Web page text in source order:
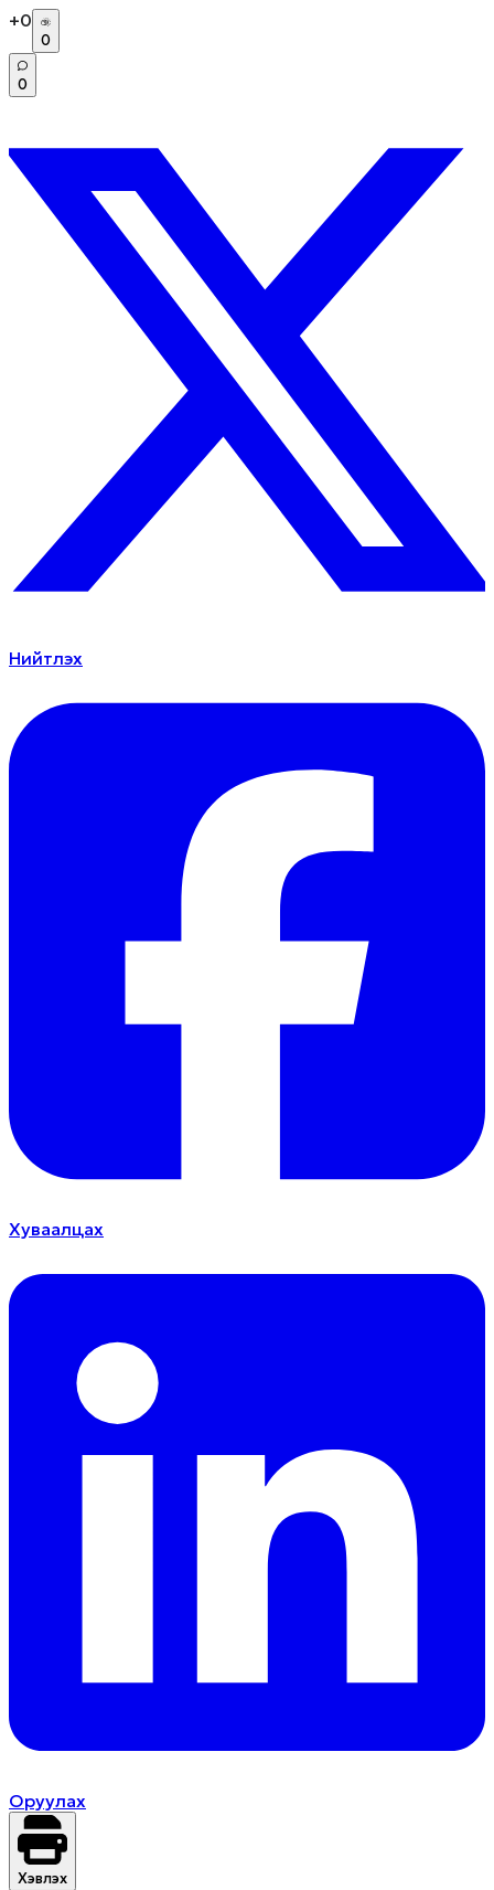
+0
0
0
Нийтлэх
Хуваалцах
Оруулах
Хэвлэх